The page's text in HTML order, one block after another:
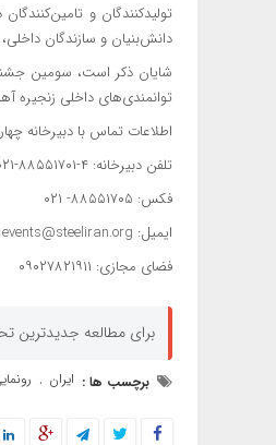
تولیدکنندگان و
دانش‌بنیان و سازندگان
شایان ذکر است، سومین
توانمندی‌های داخلی زنجیره آهن و فولاد کشور از
اطلاعات تماس با دبیرخانه
تلفن دبیرخانه: ۴-۸۸۵۵۱۷۰۱-۰۲۱
فکس: ۸۸۵۵۱۷۰۵- ۰۲۱
ایمیل: events@steeliran.org
فضای مجازی: ۰۹۰۲۷۸۲۱۹۱۱
برای مطالعه جدیدترین
برچسب ها : ایران ,